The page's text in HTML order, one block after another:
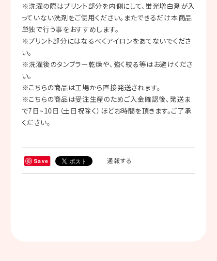
※洗濯の際はプリント部分を内側にして、蛍光増白剤が入
っていない洗剤をご使用ください。またできるだけ本商品
単独で行う事をおすすめします。
※プリント部分にはなるべくアイロンをあてないでくださ
い。
※洗濯後のタンブラー乾燥や、強く絞る等はお避けくださ
い。
※こちらの商品は工場から直接発送されます。
※こちらの商品は受注生産のためご入金確認後、発送ま
で7日~10日（土日祝除く）ほどお時間を頂きます。ご了承
ください。
Save 通報する